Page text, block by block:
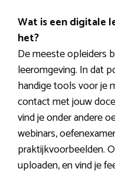
Wat is een digitale
het?
De meeste opleiders
leeromgeving. In dat
handige tools voor je
contact met jouw
vind je onder andere
webinars,
praktijkvoorbeelden.
uploaden, en vind je